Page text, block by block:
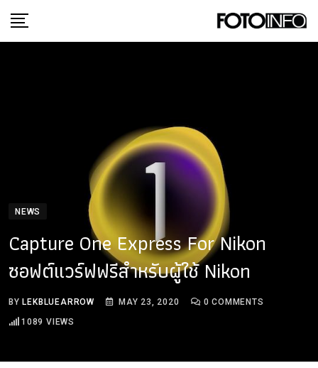
to
NEWS
Capture One Express For Nikon
ซอฟต์แวร์ฟฟรีสำหรับผู้ใช้ Nikon
BYLEKBLUEARROW MAY 23, 2020 0 COMMENTS
1089 VIEWS